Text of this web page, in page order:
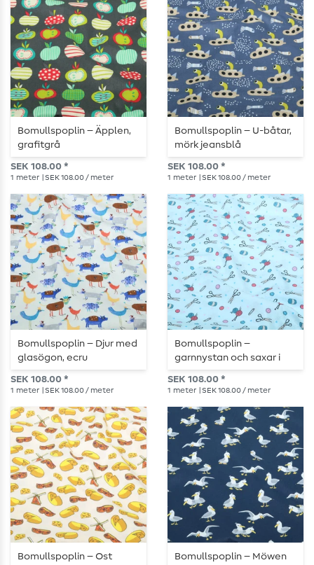
Bomullspoplin – Äpplen,
grafitgrå
SEK 108.00 *
1 meter | SEK 108.00 / meter
Bomullspoplin – U-båtar,
mörk jeansblå
SEK 108.00 *
1 meter | SEK 108.00 / meter
Bomullspoplin – Djur med
glasögon, ecru
SEK 108.00 *
1 meter | SEK 108.00 / meter
Bomullspoplin –
garnnystan och saxar i
ljus turkos
SEK 108.00 *
1 meter | SEK 108.00 / meter
Bomullspoplin – Ost
Bomullspoplin – Möwen